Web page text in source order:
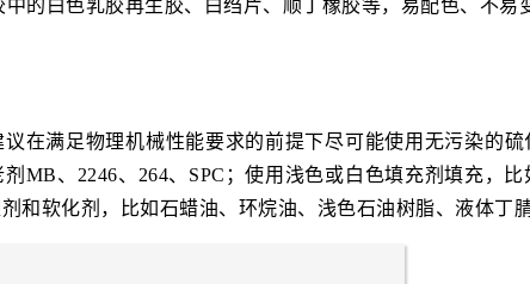
的白色乳胶再生胶、白绉片、顺丁橡胶等，易配色、不易
在满足物理机械性能要求的前提下尽可能使用无污染的硫
MB、2246、264、SPC；使用浅色或白色填充剂填充，比
和软化剂，比如石蜡油、环烷油、浅色石油树脂、液体丁腈